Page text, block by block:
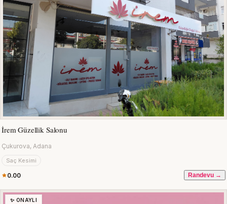
İrem Güzellik Salonu
Çukurova, Adana
Saç Kesimi
0.00 Randevu →
✨ ONAYLI